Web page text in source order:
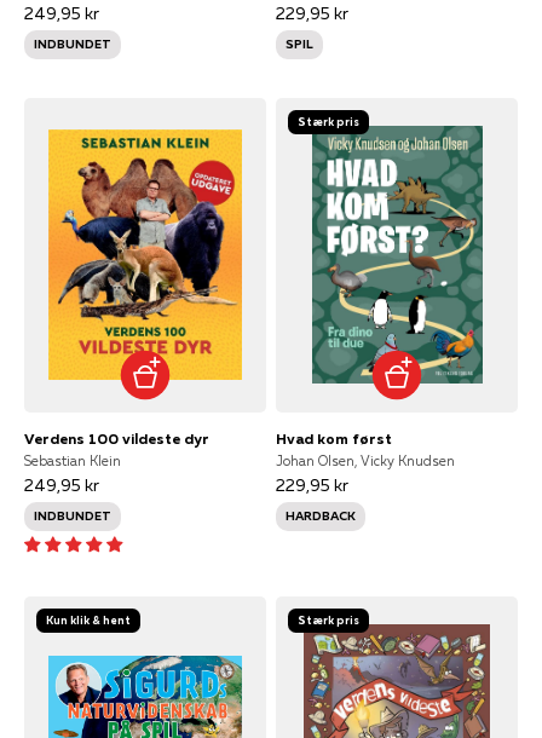
249,95 kr
INDBUNDET
229,95 kr
SPIL
Verdens 100 vildeste dyr
Sebastian Klein
249,95 kr
INDBUNDET
Stærk pris
Hvad kom først
Johan Olsen, Vicky Knudsen
229,95 kr
HARDBACK
Kun klik & hent Stærk pris